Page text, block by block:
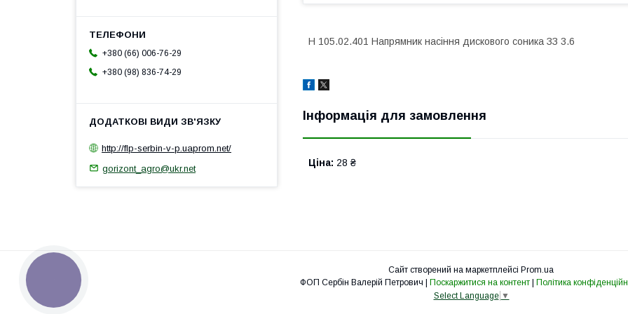
Н 105.02.401 Напрямник насіння дискового соника ЗЗ 3.6
Інформація для замовлення
Ціна: 28 ₴
+380 (66) 006-76-29
+380 (98) 836-74-29
http://flp-serbin-v-p.uaprom.net/
gorizont_agro@ukr.net
Сайт створений на маркетплейсі Prom.ua
Поскаржитися на контент
Політика
Select Language ▼